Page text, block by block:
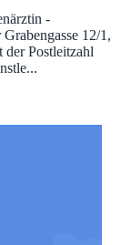
-
12/1,
der Postleitzahl